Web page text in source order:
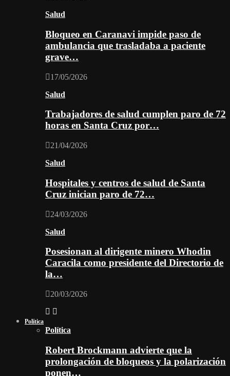
Salud
Bloqueo en Caranavi impide paso de
ambulancia que trasladaba a paciente
grave…
17/05/2026
Salud
Trabajadores de salud cumplen paro de 72
horas en Santa Cruz por…
21/04/2026
Salud
Hospitales y centros de salud de Santa
Cruz inician paro de 72…
24/03/2026
Salud
Posesionan al dirigente minero Whodin
Caracila como presidente del Directorio de
la…
20/03/2026
Política
Política
Robert Brockmann advierte que la
prolongación de bloqueos y la polarización
ponen…